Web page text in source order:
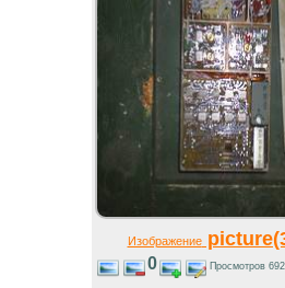
Изображение
0 Просмотров